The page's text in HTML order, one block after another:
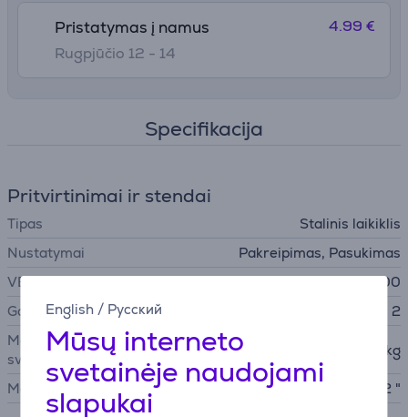
English / Русский
Mūsų interneto
svetainėje naudojami
slapukai
Pristatymas į namus
Rugpjūčio 12 - 14
4.99 €
Specifikacija
Pritvirtinimai ir stendai
Tipas
Stalinis laikiklis
Nustatymai
Pakreipimas, Pasukimas
VESA
75x75, 100x100
Galimas monitorių skaičius
2
Maksimalus monitoriaus
svoris
9 kg
Maks. monitoriaus dydis 32 "